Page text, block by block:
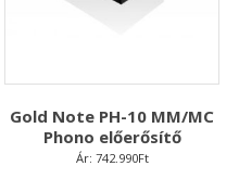
Gold Note PH-10 MM/MC
Phono előerősítő
Ár: 742.990Ft